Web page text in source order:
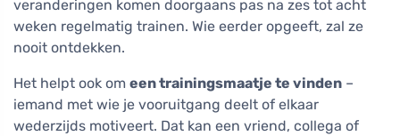
veranderingen komen doorgaans pas na zes tot acht
weken regelmatig trainen. Wie eerder opgeeft, zal ze
nooit ontdekken.
Het helpt ook om een trainingsmaatje te vinden –
iemand met wie je vooruitgang deelt of elkaar
wederzijds motiveert. Dat kan een vriend, collega of